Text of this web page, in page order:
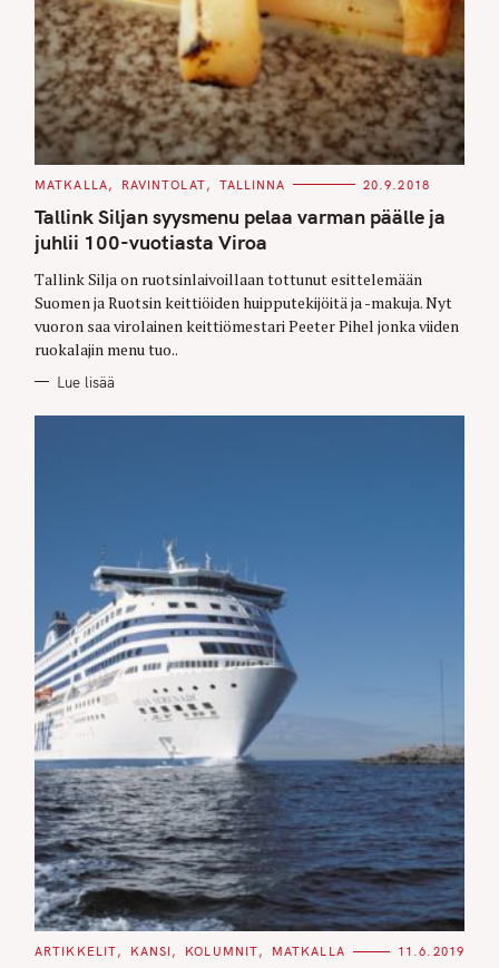
C
T
E
G
O
I
E
S
MATKALLA RAVINTOLAT TALLINNA 20.9.2018
Tallink Siljan syysmenu pelaa varman päälle ja
juhlii 100-vuotiasta Viroa
Tallink Silja on ruotsinlaivoillaan tottunut esittelemään
Suomen ja Ruotsin keittiöiden huipputekijöitä ja -makuja. Nyt
vuoron saa virolainen keittiömestari Peeter Pihel jonka viiden
ruokalajin menu tuo..
Lue lisää
C
ARTIKKELIT KANSI KOLUMNIT MATKALLA 11.6.2019